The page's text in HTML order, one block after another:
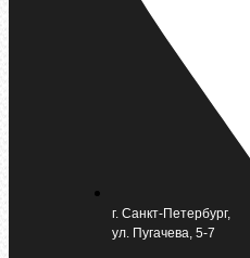
г. Санкт-Петербург,
ул. Пугачева, 5-7